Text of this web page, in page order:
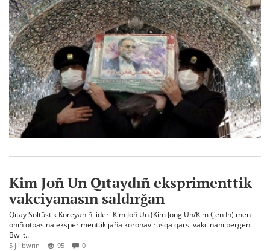
Kim Joñ Un Qıtaydıñ eksprimenttik
vakciyanasın saldırğan
Qıtay Soltüstik Koreyanıñ lideri Kim Joñ Un (Kim Jong Un/Kim Çen In) men
onıñ otbasına eksperimenttik jaña koronavirusqa qarsı vakcinanı bergen.
Bwl t..
5 jıl bwrın 95 0